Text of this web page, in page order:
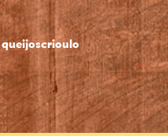
queijoscrioulo